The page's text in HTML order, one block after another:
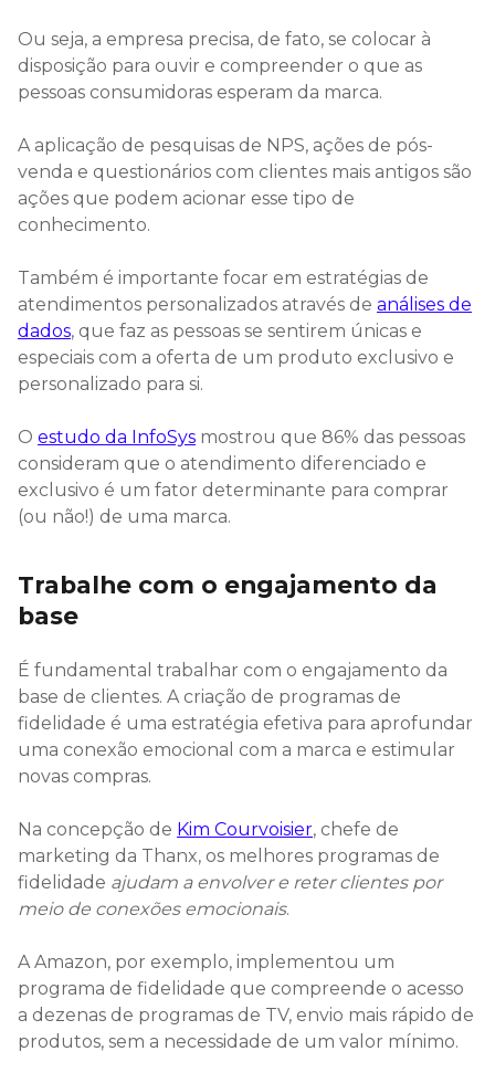
Ou seja, a empresa precisa, de fato, se colocar à
disposição para ouvir e compreender o que as
pessoas consumidoras esperam da marca.
A aplicação de pesquisas de NPS, ações de pós-
venda e questionários com clientes mais antigos são
ações que podem acionar esse tipo de
conhecimento.
Também é importante focar em estratégias de
atendimentos personalizados através de análises de
dados, que faz as pessoas se sentirem únicas e
especiais com a oferta de um produto exclusivo e
personalizado para si.
O estudo da InfoSys mostrou que 86% das pessoas
consideram que o atendimento diferenciado e
exclusivo é um fator determinante para comprar
(ou não!) de uma marca.
Trabalhe com o engajamento da
base
É fundamental trabalhar com o engajamento da
base de clientes. A criação de programas de
fidelidade é uma estratégia efetiva para aprofundar
uma conexão emocional com a marca e estimular
novas compras.
Na concepção de Kim Courvoisier, chefe de
marketing da Thanx, os melhores programas de
fidelidade ajudam a envolver e reter clientes por
meio de conexões emocionais.
A Amazon, por exemplo, implementou um
programa de fidelidade que compreende o acesso
a dezenas de programas de TV, envio mais rápido de
produtos, sem a necessidade de um valor mínimo.